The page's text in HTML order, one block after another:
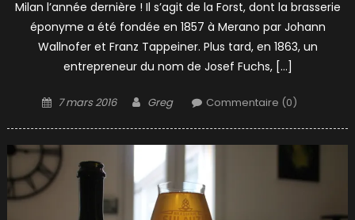
Milan l’année dernière ! Il s’agit de la Forst, dont la brasserie
éponyme a été fondée en 1857 à Merano par Johann
Wallnofer et Franz Tappeiner. Plus tard, en 1863, un
entrepreneur du nom de Josef Fuchs, […]
Posted
7 mars 2016 Author
Greg Commentaire (0)